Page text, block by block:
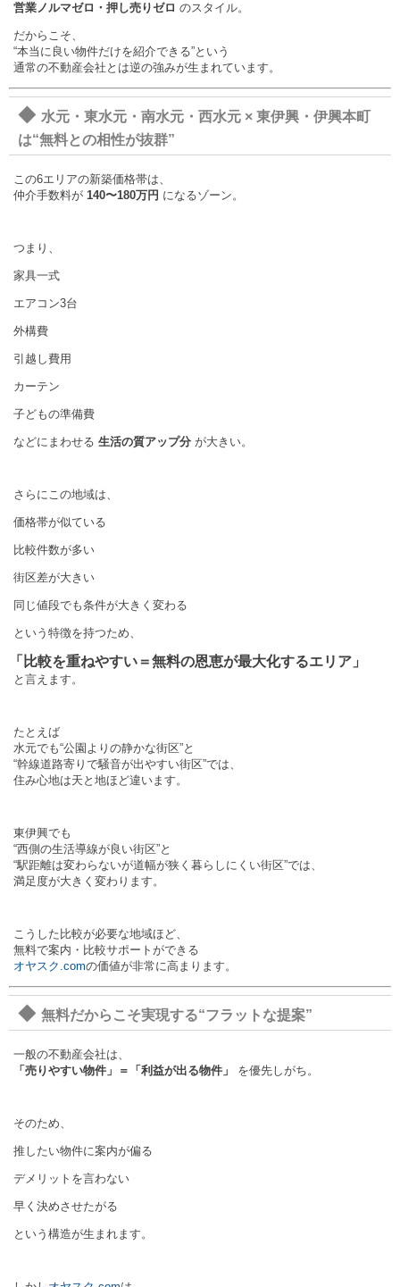
営業ノルマゼロ・押し売りゼロ のスタイル。
だからこそ、
“本当に良い物件だけを紹介できる”という
通常の不動産会社とは逆の強みが生まれています。
◆ 水元・東水元・南水元・西水元 × 東伊興・伊興本町
は“無料との相性が抜群”
この6エリアの新築価格帯は、
仲介手数料が 140〜180万円 になるゾーン。
つまり、
家具一式
エアコン3台
外構費
引越し費用
カーテン
子どもの準備費
などにまわせる 生活の質アップ分 が大きい。
さらにこの地域は、
価格帯が似ている
比較件数が多い
街区差が大きい
同じ値段でも条件が大きく変わる
という特徴を持つため、
「比較を重ねやすい＝無料の恩恵が最大化するエリア」
と言えます。
たとえば
水元でも“公園よりの静かな街区”と
“幹線道路寄りで騒音が出やすい街区”では、
住み心地は天と地ほど違います。
東伊興でも
“西側の生活導線が良い街区”と
“駅距離は変わらないが道幅が狭く暮らしにくい街区”では、
満足度が大きく変わります。
こうした比較が必要な地域ほど、
無料で案内・比較サポートができる
オヤスク.comの価値が非常に高まります。
◆ 無料だからこそ実現する“フラットな提案”
一般の不動産会社は、
「売りやすい物件」＝「利益が出る物件」
を優先しがち。
そのため、
推したい物件に案内が偏る
デメリットを言わない
早く決めさせたがる
という構造が生まれます。